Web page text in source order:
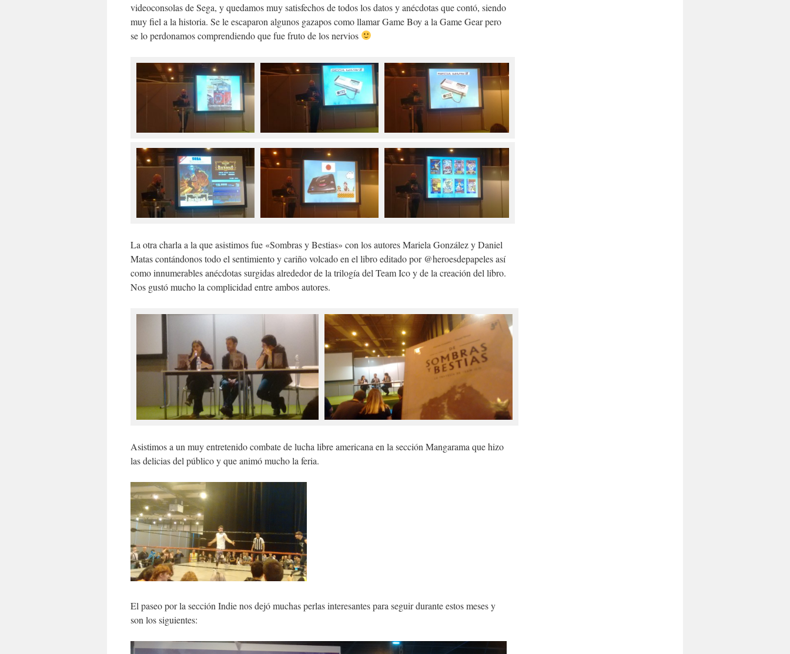
videoconsolas de Sega, y quedamos muy satisfechos de todos los datos y anécdotas que contó, siendo
muy fiel a la historia. Se le escaparon algunos gazapos como llamar Game Boy a la Game Gear pero
se lo perdonamos comprendiendo que fue fruto de los nervios
La otra charla a la que asistimos fue «Sombras y Bestias» con los autores Mariela González y Daniel
Matas contándonos todo el sentimiento y cariño volcado en el libro editado por @heroesdepapeles así
como innumerables anécdotas surgidas alrededor de la trilogía del Team Ico y de la creación del libro.
Nos gustó mucho la complicidad entre ambos autores.
Asistimos a un muy entretenido combate de lucha libre americana en la sección Mangarama que hizo
las delicias del público y que animó mucho la feria.
El paseo por la sección Indie nos dejó muchas perlas interesantes para seguir durante estos meses y
son los siguientes: